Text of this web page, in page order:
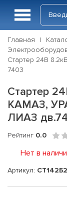
Главная
Стартер 24В
7403
Стартер
КАМАЗ,
ЛИАЗ
Рейтинг 0.0
Нет в
Артикул: